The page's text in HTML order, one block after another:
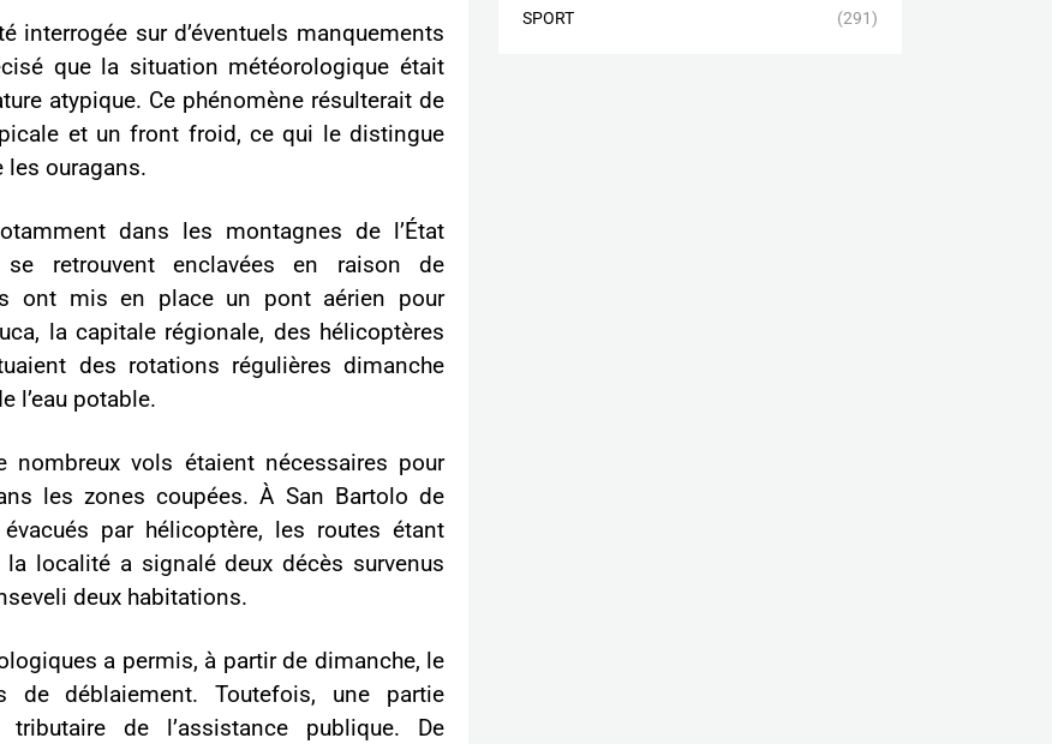
interrogée sur d’éventuels manquements
que la situation météorologique était
atypique. Ce phénomène résulterait de
et un front froid, ce qui le distingue
ouragans.
dans les montagnes de l’État
se retrouvent enclavées en raison de
ont mis en place un pont aérien pour
la capitale régionale, des hélicoptères
des rotations régulières dimanche
l’eau potable.
nombreux vols étaient nécessaires pour
les zones coupées. À San Bartolo de
par hélicoptère, les routes étant
localité a signalé deux décès survenus
deux habitations.
a permis, à partir de dimanche, le
de déblaiement. Toutefois, une partie
de l’assistance publique. De
SPORT (291)